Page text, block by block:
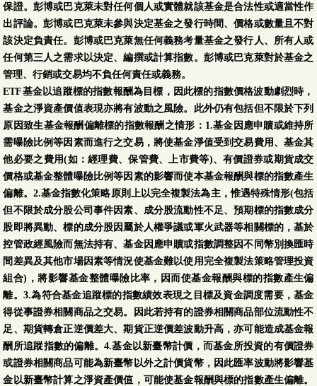
保證。彭博或巴克萊未對任何個人或實體就該基金是合法性或適當性作
出評論。彭博或巴克萊未參與決定基金之發行時間、價格或數量且不對
該決定負責任。彭博或巴克萊無任何義務考量基金之發行人、所有人或
任何第三人之需求以決定、編撰或計算指數。彭博或巴克萊對於基金之
管理、行銷或交易均不負任何責任或義務。
ETF基金以追蹤標的指數報酬為目標，因此標的指數價格波動劇烈時，
基金之淨資產價值表現亦將有波動之風險。此外仍有包括但不限於下列
原因致生基金報酬偏離標的指數報酬之情形：1.基金因應申贖或維持所
需曝險比例等因素而進行之交易，將使基金淨值受到交易費用、基金其
他必要之費用(如：經理費、保管費、上市費等)、有價證券或期貨成交
價格或基金整體曝險比例等因素的影響而使本基金報酬與標的指數產生
偏離。2.基金指數化策略原則上以完全複製法為主，惟遇特殊情形(包括
但不限於成分股公司事件因素、成分股流動性不足、預期標的指數成分
股即將異動、標的成分股因屬於人權爭議或軍火武器等相關標的，基於
控管政經風險而無法持有、基金因應申贖或指數調整因不同幣別換匯時
間差異及其他市場因素等情況使基金難以使用完全複製法策略管理投資
組合)，將影響基金整體曝險比率，因而使基金報酬與標的指數產生偏
離。3.為符合基金追蹤標的指數績效表現之目標及資金調度需要，基金
得從事證券相關商品之交易。因此若持有的證券相關商品部位流動性不
足、期貨轉倉正逆價差大、期貨正逆價差波動升高，亦可能造成基金報
酬所追蹤指數的偏離。4.基金以新臺幣計價，而基金所投資的有價證券
或證券相關商品可能為新臺幣以外之計價貨幣，因此匯率波動將影響基
金以新臺幣計算之淨資產價值，可能使基金報酬與標的指數產生偏離。